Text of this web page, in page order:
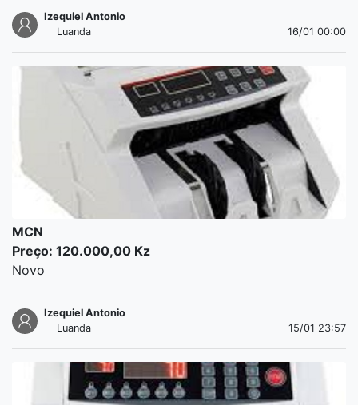
Izequiel Antonio
Luanda
16/01 00:00
MCN
Preço: 120.000,00 Kz
Novo
Izequiel Antonio
Luanda
15/01 23:57